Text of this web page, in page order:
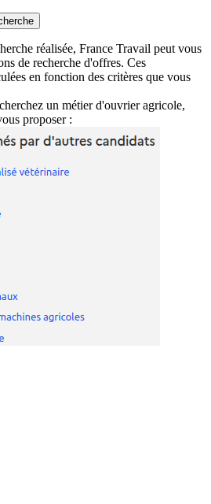
réalisée, France Travail peut vous
de recherche d'offres. Ces
en fonction des critères que vous
un métier d'ouvrier agricole,
proposer :